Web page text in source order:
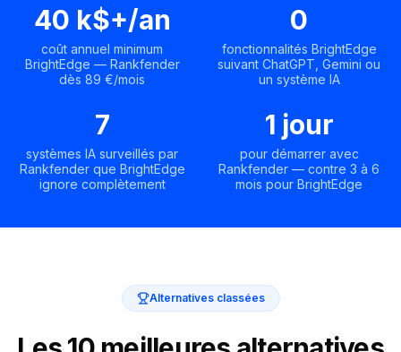
40 k$+/an
coût annuel minimum
BrightEdge — Rankfender
dès 89 €/mois
0
fonctionnalités BrightEdge
suivant ChatGPT, Gemini ou
un système IA
7
systèmes IA surveillés par
Rankfender que BrightEdge
ignore complètement
1 jour
pour démarrer avec
Rankfender — contre 3 à 6
mois pour BrightEdge
Alternatives classées